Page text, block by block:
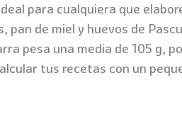
para cualquiera que
pan de miel y huevos de
pesa una media de 105 g,
tus recetas con un